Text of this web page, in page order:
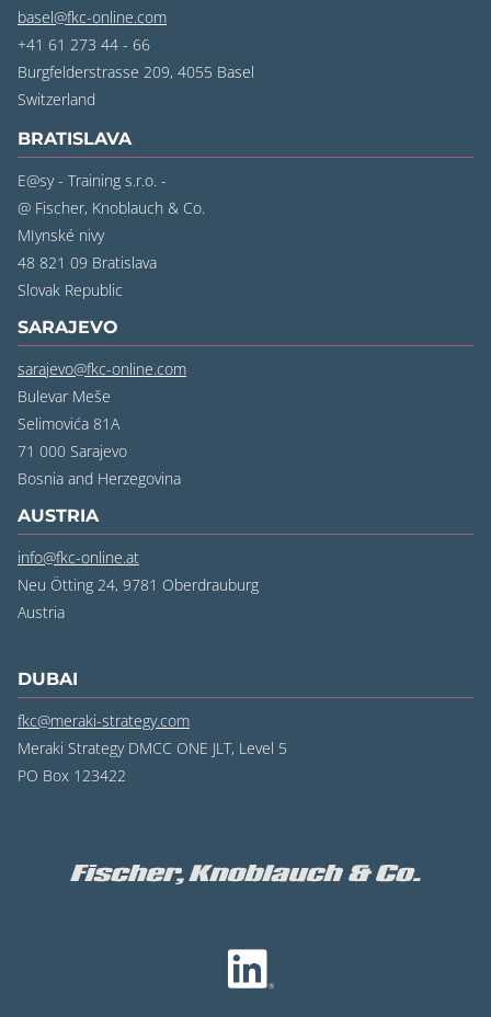
basel@fkc-online.com
+41 61 273 44 - 66
Burgfelderstrasse 209, 4055 Basel
Switzerland
BRATISLAVA
E@sy - Training s.r.o. -
@ Fischer, Knoblauch & Co.
MIynské nivy
48 821 09 Bratislava
Slovak Republic
SARAJEVO
sarajevo@fkc-online.com
Bulevar Meše
Selimovića 81A
71 000 Sarajevo
Bosnia and Herzegovina
AUSTRIA
info@fkc-online.at
Neu Ötting 24, 9781 Oberdrauburg
Austria
DUBAI
fkc@meraki-strategy.com
Meraki Strategy DMCC ONE JLT, Level 5
PO Box 123422